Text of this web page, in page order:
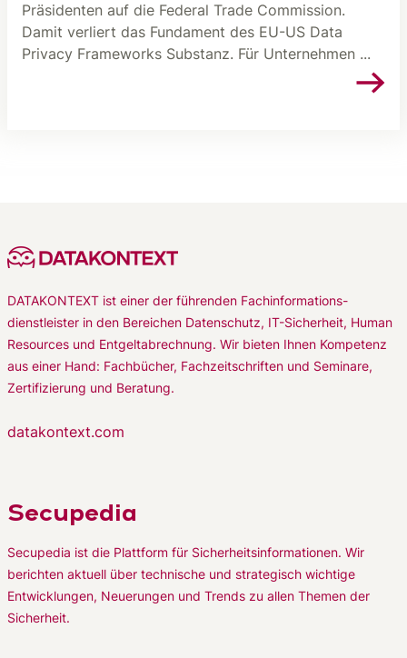
Präsidenten auf die Federal Trade Commission.
Damit verliert das Fundament des EU-US Data
Privacy Frameworks Substanz. Für Unternehmen ...
DATAKONTEXT ist einer der führenden Fachinformations-
dienstleister in den Bereichen Datenschutz, IT-Sicherheit, Human
Resources und Entgeltabrechnung. Wir bieten Ihnen Kompetenz
aus einer Hand: Fachbücher, Fachzeitschriften und Seminare,
Zertifizierung und Beratung.
datakontext.com
Secupedia
Secupedia ist die Plattform für Sicherheitsinformationen. Wir
berichten aktuell über technische und strategisch wichtige
Entwicklungen, Neuerungen und Trends zu allen Themen der
Sicherheit.